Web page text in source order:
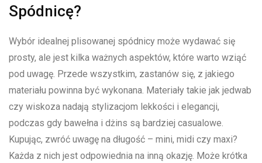
Spódnicę?
Wybór ⁤idealnej plisowanej spódnicy może wydawać się
prosty, ale jest kilka ważnych aspektów,⁣ które​ warto wziąć
pod uwagę. Przede wszystkim, zastanów się, z jakiego
materiału powinna ⁢być wykonana.⁢ Materiały⁢ takie jak jedwab
czy wiskoza⁣ nadają stylizacjom⁣ lekkości i⁢ elegancji,
podczas gdy ⁣bawełna⁣ i dżins są bardziej casualowe.
Kupując, zwróć ‍uwagę na długość – mini, midi ‍czy‍ maxi?
⁢Każda z nich⁢ jest odpowiednia ​na inną‍ okazję. Może krótka